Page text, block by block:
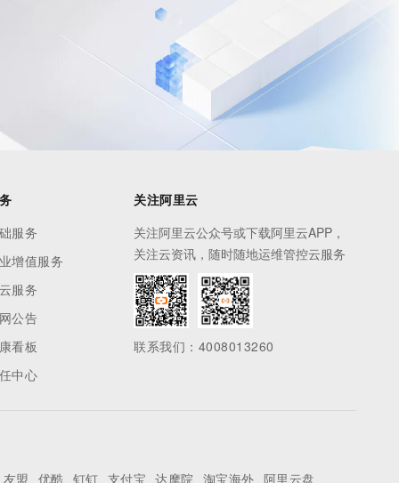
服务
增值服务
服务
公告
看板
中心
关注阿里云
关注阿里云公众号或下载阿里云APP，
关注云资讯，随时随地运维管控云服务
联系我们：4008013260
友盟 优酷 钉钉 支付宝 达摩院 淘宝海外 阿里云盘